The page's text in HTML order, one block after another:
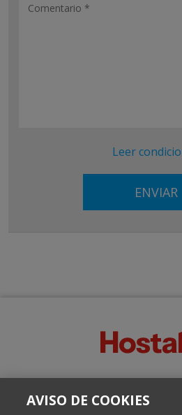
Leer
Escrito por el equipo de
AVISO DE COOKIES